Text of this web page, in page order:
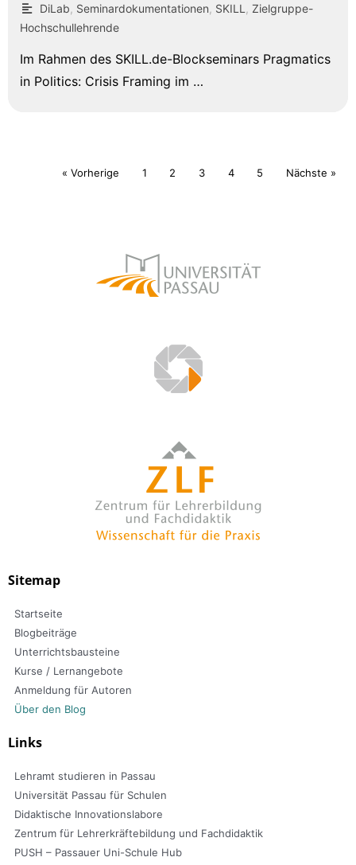
DiLab Seminardokumentationen SKILL
Zielgruppe-
Hochschullehrende
Im Rahmen des SKILL.de-Blockseminars Pragmatics
in Politics: Crisis Framing im …
« Vorherige 1 2 3 4 5 Nächste »
Sitemap
Startseite
Blogbeiträge
Unterrichtsbausteine
Kurse / Lernangebote
Anmeldung für Autoren
Über den Blog
Links
Lehramt studieren in Passau
Universität Passau für Schulen
Didaktische Innovationslabore
Zentrum für Lehrerkräftebildung und Fachdidaktik
PUSH – Passauer Uni-Schule Hub